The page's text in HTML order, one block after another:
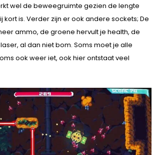
wel de beweegruimte gezien de lengte
kort is. Verder zijn er ook andere sockets; De
ammo, de groene hervult je health, de
al dan niet bom. Soms moet je alle
ook weer iet, ook hier ontstaat veel